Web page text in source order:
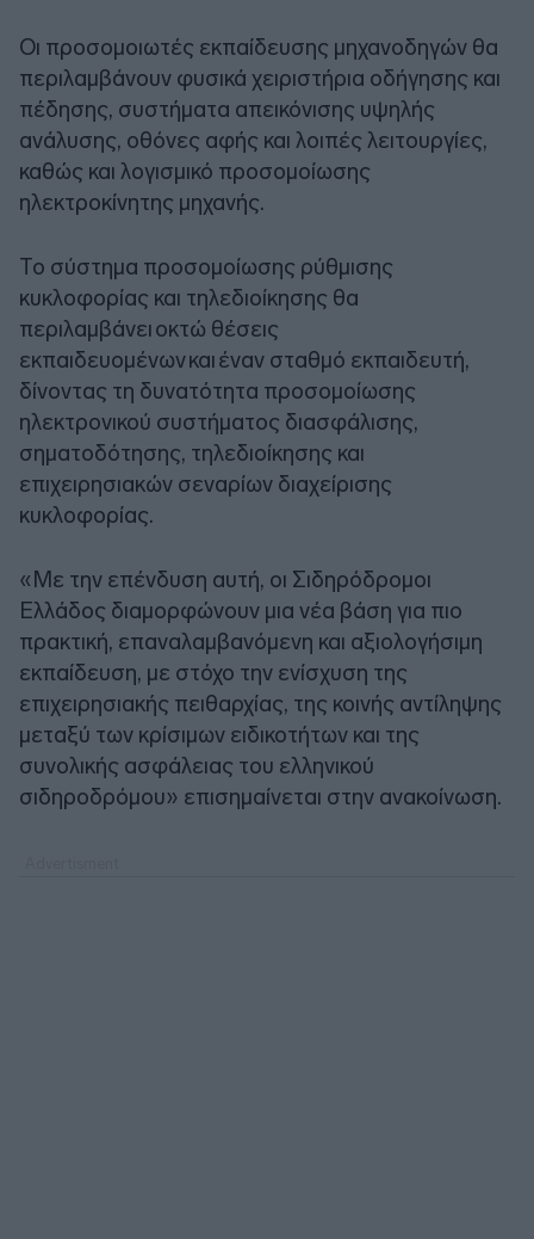
Οι προσομοιωτές εκπαίδευσης μηχανοδηγών θα
περιλαμβάνουν φυσικά χειριστήρια οδήγησης και
πέδησης, συστήματα απεικόνισης υψηλής
ανάλυσης, οθόνες αφής και λοιπές λειτουργίες,
καθώς και λογισμικό προσομοίωσης
ηλεκτροκίνητης μηχανής.
Το σύστημα προσομοίωσης ρύθμισης
κυκλοφορίας και τηλεδιοίκησης θα
περιλαμβάνει οκτώ θέσεις
εκπαιδευομένων και έναν σταθμό εκπαιδευτή,
δίνοντας τη δυνατότητα προσομοίωσης
ηλεκτρονικού συστήματος διασφάλισης,
σηματοδότησης, τηλεδιοίκησης και
επιχειρησιακών σεναρίων διαχείρισης
κυκλοφορίας.
«Με την επένδυση αυτή, οι Σιδηρόδρομοι
Ελλάδος διαμορφώνουν μια νέα βάση για πιο
πρακτική, επαναλαμβανόμενη και αξιολογήσιμη
εκπαίδευση, με στόχο την ενίσχυση της
επιχειρησιακής πειθαρχίας, της κοινής αντίληψης
μεταξύ των κρίσιμων ειδικοτήτων και της
συνολικής ασφάλειας του ελληνικού
σιδηροδρόμου» επισημαίνεται στην ανακοίνωση.